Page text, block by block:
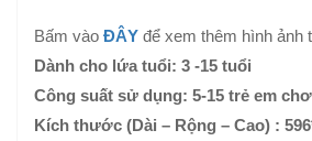
Bấm vào ĐÂY để xem thêm hình ảnh
Dành cho lứa tuổi: 3 -15 tuổi
Công suất sử dụng: 5-15 trẻ em
Kích thước (Dài – Rộng – Cao) :